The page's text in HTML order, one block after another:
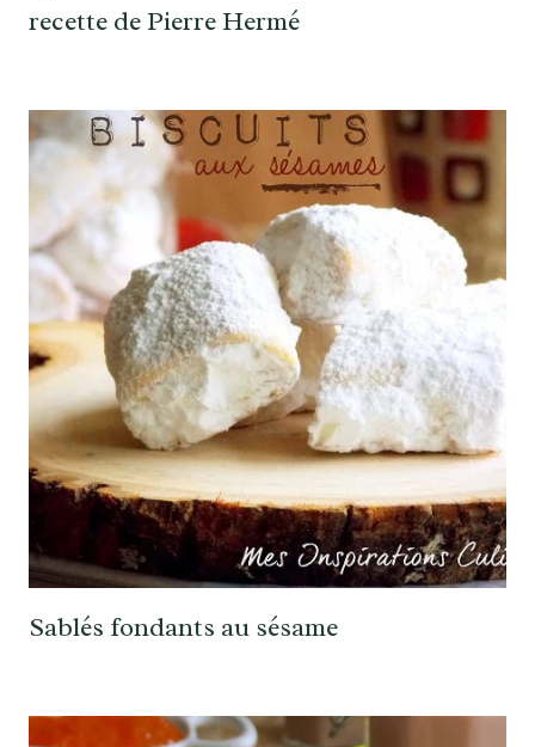
recette de Pierre Hermé
Sablés fondants au sésame